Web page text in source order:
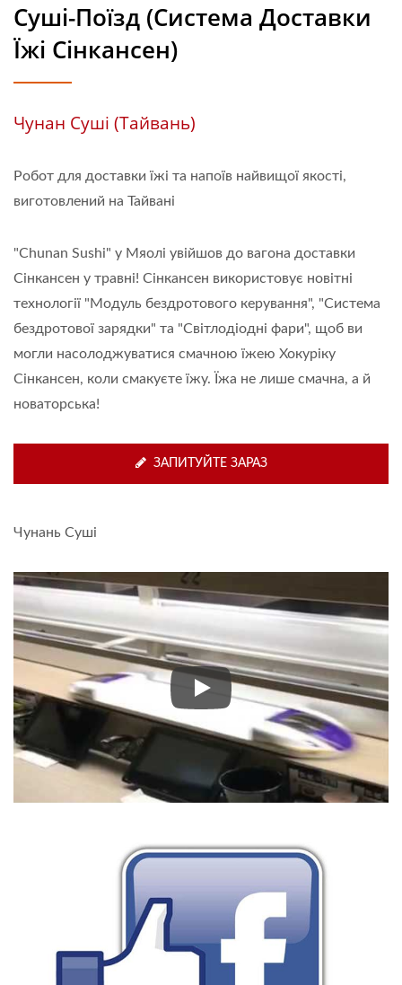
Суші-Поїзд (Система Доставки
Їжі Сінкансен)
Чунан Суші (Тайвань)
Робот для доставки їжі та напоїв найвищої якості,
виготовлений на Тайвані
"Chunan Sushi" у Мяолі увійшов до вагона доставки
Сінкансен у травні! Сінкансен використовує новітні
технології "Модуль бездротового керування", "Система
бездротової зарядки" та "Світлодіодні фари", щоб ви
могли насолоджуватися смачною їжею Хокуріку
Сінкансен, коли смакуєте їжу. Їжа не лише смачна, а й
новаторська!
ЗАПИТУЙТЕ ЗАРАЗ
Чунань Суші
Чунань Суші